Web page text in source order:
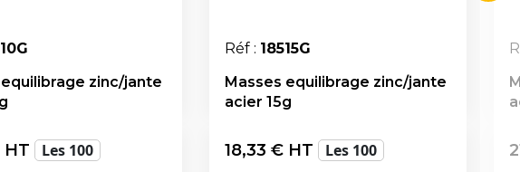
zinc/jante
Les 100
Réf : 18515G
Masses equilibrage zinc/jante
acier 15g
18,33 € HT Les 100